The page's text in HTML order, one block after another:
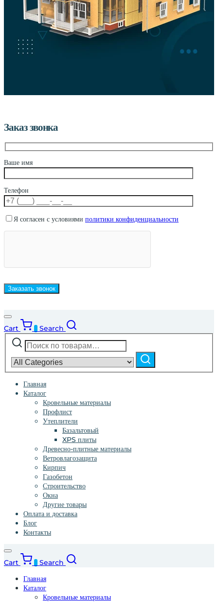
Заказ звонка
Ваше имя
Телефон
Я согласен с условиями политики конфиденциальности
Cart 0 Search
Искать:
category:
Поиск
Главная
Каталог
Кровельные материалы
Профлист
Утеплители
Базальтовый
XPS плиты
Древесно-плитные материалы
Ветровлагозащита
Кирпич
Газобетон
Строительство
Окна
Другие товары
Оплата и доставка
Блог
Контакты
Cart
Search
Главная
Каталог
Кровельные материалы